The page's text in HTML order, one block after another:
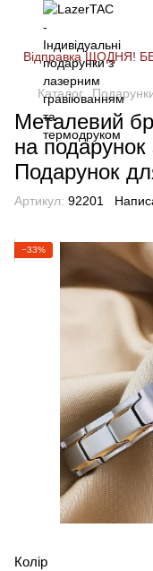
Відправка ЩОДНЯ!
Каталог
Металевий
на
Подарунок
Артикул: 92201
−33%
Колір